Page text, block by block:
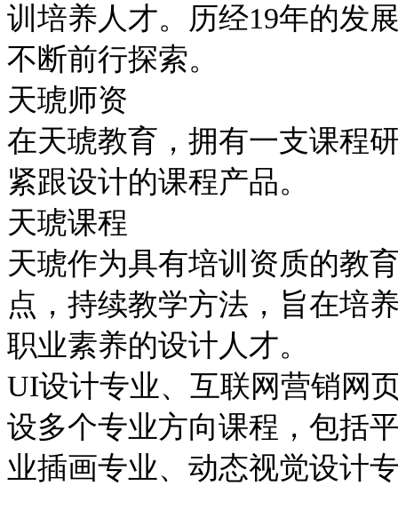
训培养人才。历经19年的发
不断前行探索。
天琥师资
在天琥教育，拥有一支课程
紧跟设计的课程产品。
天琥课程
天琥作为具有培训资质的教
点，持续教学方法，旨在培
职业素养的设计人才。
UI设计专业、互联网营销网
设多个专业方向课程，包括
业插画专业、动态视觉设计